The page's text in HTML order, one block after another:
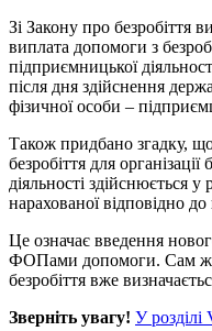
Зі Закону про безробіття
виплата допомоги з
підприємницької
після дня здійснення
фізичної особи –
Також придбано згадку,
безробіття для
діяльності здійснюється у
нарахованої відповідно до
Це означає введення
ФОПами допомоги. Сам
безробіття вже
Зверніть увагу! У розділі